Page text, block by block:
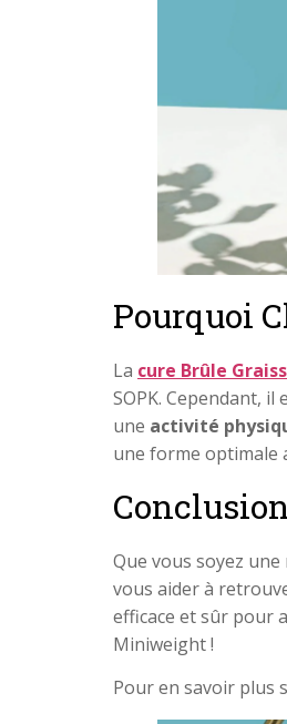
Pourquoi
La cure Brûle
SOPK. Cependant,
une activité
une forme optimale
Que vous soyez
vous aider à
efficace et sûr pour
Miniweight !
Pour en savoir plus